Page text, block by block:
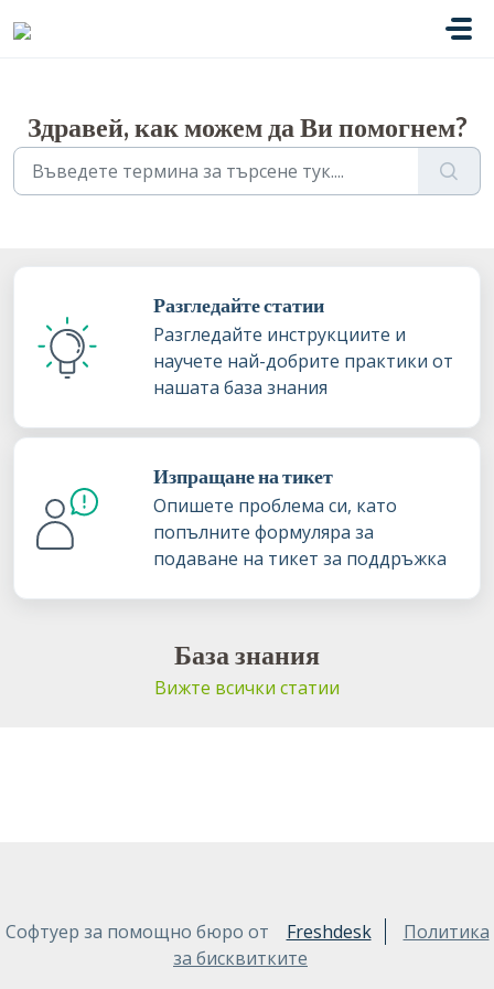
Здравей, как можем да Ви помогнем?
Разгледайте статии
Разгледайте инструкциите и
научете най-добрите практики от
нашата база знания
Изпращане на тикет
Опишете проблема си, като
попълните формуляра за
подаване на тикет за поддръжка
База знания
Вижте всички статии
Софтуер за помощно бюро от Freshdesk
Политика
за бисквитките